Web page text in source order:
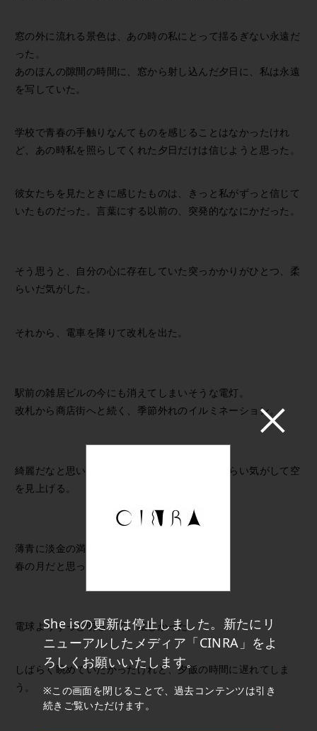
She isの更新は停止しました。新たにリ
ニューアルしたメディア「CINRA」をよ
ろしくお願いいたします。
※この画面を閉じることで、過去コンテンツは引き
続きご覧いただけます。
窓の外に流れる景色は、あの時の私にとって揺るぎない永遠だ
った。
あのほんの隙間の時間に、窓から射し込んだ夕日に、私は永遠
を写していた。
学校で青春の手触りなんてものを感じることはなかったけれ
ど、あの時私を照らしてくれた夕日だけは信じようと思った。
彼女たちを見たときに感じたものは、きっと私がずっと信じて
いたものだった。言葉にする以前の、突発的ななにかだった。
そう思うと、自分の心に存在していた突っかかりがひとつ、柔
らいだ気がした。
それから、電車を降りて改札を出た。
駅前の雑居ビルの今にも消えてしまいそうな電灯。
改札から商店街へと続く、季節外れのイルミネーション。
綺麗だなと思いながらも、ほんの少し息がしづらい気がして空
を見上げる。
薄青に淡金の満月。
春の月だと思った。
電球よりずっと明るくて、眩しかった。
しばらく眺めていたかったけれど、夕飯の時間に遅れてしま
う。